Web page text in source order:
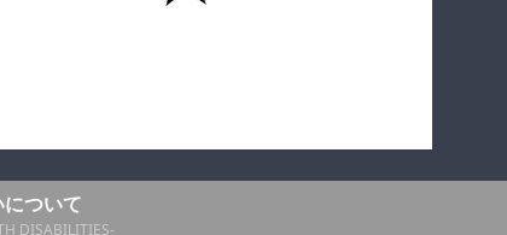
について
DISABILITIES-